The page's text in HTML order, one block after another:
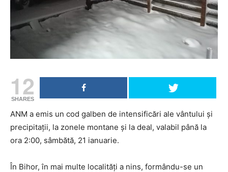
12
SHARES
ANM a emis un cod galben de intensificări ale vântului și
precipitații, la zonele montane și la deal, valabil până la
ora 2:00, sâmbătă, 21 ianuarie.
În Bihor, în mai multe localități a nins, formându-se un